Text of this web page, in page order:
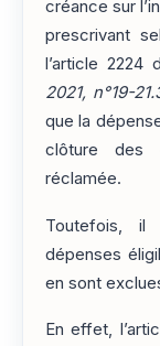
créance sur
prescrivant
l’article 2224
2021, n°19-
que la
clôture des
réclamée.
Toutefois, il
dépenses
en sont
En effet,